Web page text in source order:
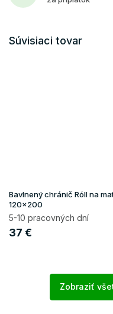
Súvisiaci tovar
Bavlnený chránič Róll na
120x200
5-10 pracovných dní
37 €
Zobraziť